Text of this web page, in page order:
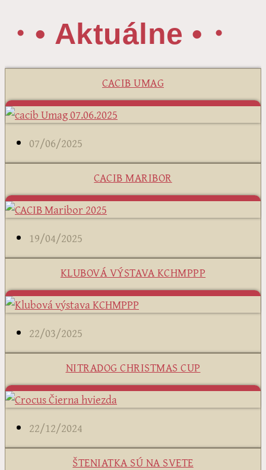
・• Aktuálne •・
CACIB UMAG
07/06/2025
CACIB MARIBOR
19/04/2025
KLUBOVÁ VÝSTAVA KCHMPPP
22/03/2025
NITRADOG CHRISTMAS CUP
22/12/2024
ŠTENIATKA SÚ NA SVETE